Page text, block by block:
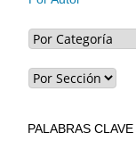
PALABRAS CLAVE